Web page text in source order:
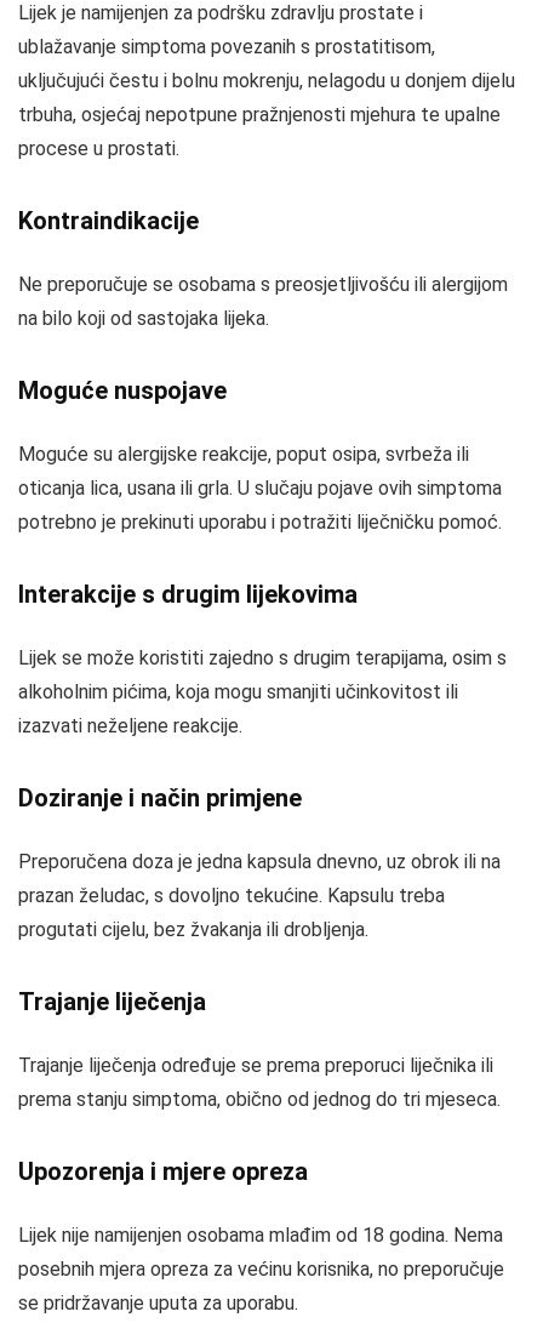
Lijek je namijenjen za podršku zdravlju prostate i
ublažavanje simptoma povezanih s prostatitisom,
uključujući čestu i bolnu mokrenju, nelagodu u donjem dijelu
trbuha, osjećaj nepotpune pražnjenosti mjehura te upalne
procese u prostati.
Kontraindikacije
Ne preporučuje se osobama s preosjetljivošću ili alergijom
na bilo koji od sastojaka lijeka.
Moguće nuspojave
Moguće su alergijske reakcije, poput osipa, svrbeža ili
oticanja lica, usana ili grla. U slučaju pojave ovih simptoma
potrebno je prekinuti uporabu i potražiti liječničku pomoć.
Interakcije s drugim lijekovima
Lijek se može koristiti zajedno s drugim terapijama, osim s
alkoholnim pićima, koja mogu smanjiti učinkovitost ili
izazvati neželjene reakcije.
Doziranje i način primjene
Preporučena doza je jedna kapsula dnevno, uz obrok ili na
prazan želudac, s dovoljno tekućine. Kapsulu treba
progutati cijelu, bez žvakanja ili drobljenja.
Trajanje liječenja
Trajanje liječenja određuje se prema preporuci liječnika ili
prema stanju simptoma, obično od jednog do tri mjeseca.
Upozorenja i mjere opreza
Lijek nije namijenjen osobama mlađim od 18 godina. Nema
posebnih mjera opreza za većinu korisnika, no preporučuje
se pridržavanje uputa za uporabu.